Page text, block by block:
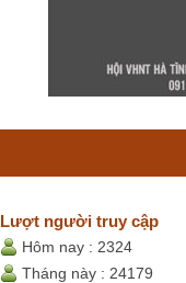
Lượt người truy cập
Hôm nay : 2324
Tháng này : 24179